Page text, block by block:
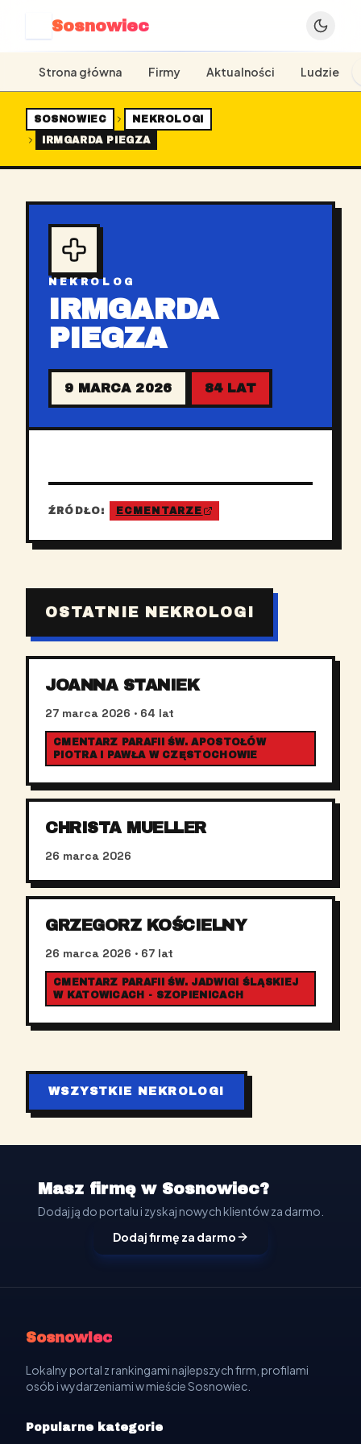
Sosnowiec
Strona główna Firmy Aktualności Ludzie
SOSNOWIEC
NEKROLOGI
IRMGARDA PIEGZA
NEKROLOG
IRMGARDA
PIEGZA
9 MARCA 2026 84 LAT
ŹRÓDŁO: ECMENTARZE
OSTATNIE NEKROLOGI
JOANNA STANIEK
27 marca 2026 · 64 lat
CMENTARZ PARAFII ŚW. APOSTOŁÓW
PIOTRA I PAWŁA W CZĘSTOCHOWIE
CHRISTA MUELLER
26 marca 2026
GRZEGORZ KOŚCIELNY
26 marca 2026 · 67 lat
CMENTARZ PARAFII ŚW. JADWIGI ŚLĄSKIEJ
W KATOWICACH - SZOPIENICACH
WSZYSTKIE NEKROLOGI
Masz firmę w Sosnowiec?
Dodaj ją do portalu i zyskaj nowych klientów za darmo.
Dodaj firmę za darmo
Sosnowiec
Lokalny portal z rankingami najlepszych firm, profilami
osób i wydarzeniami w mieście Sosnowiec.
Popularne kategorie